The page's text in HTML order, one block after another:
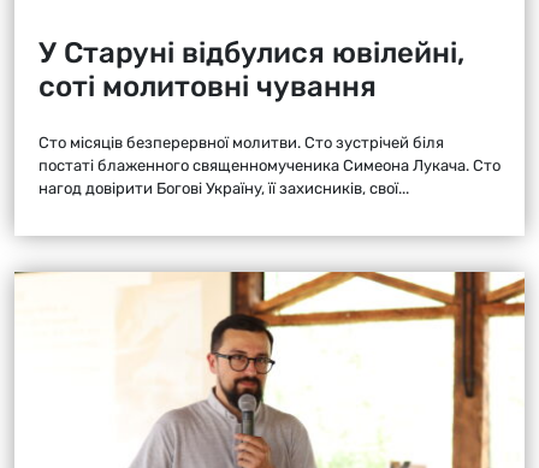
У Старуні відбулися ювілейні,
соті молитовні чування
Сто місяців безперервної молитви. Сто зустрічей біля
постаті блаженного священномученика Симеона Лукача. Сто
нагод довірити Богові Україну, її захисників, свої...